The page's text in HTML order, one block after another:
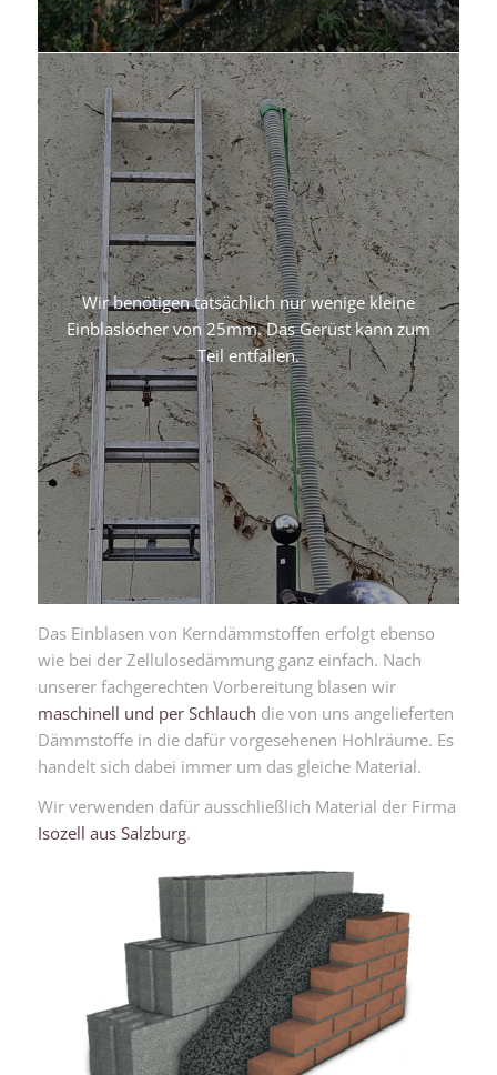
Wir benötigen tatsächlich nur wenige kleine
Einblaslöcher von 25mm. Das Gerüst kann zum
Teil entfallen.
Das Einblasen von Kerndämmstoffen erfolgt ebenso
wie bei der Zellulosedämmung ganz einfach. Nach
unserer fachgerechten Vorbereitung blasen wir
maschinell und per Schlauch die von uns angelieferten
Dämmstoffe in die dafür vorgesehenen Hohlräume. Es
handelt sich dabei immer um das gleiche Material.
Wir verwenden dafür ausschließlich Material der Firma
Isozell aus Salzburg.